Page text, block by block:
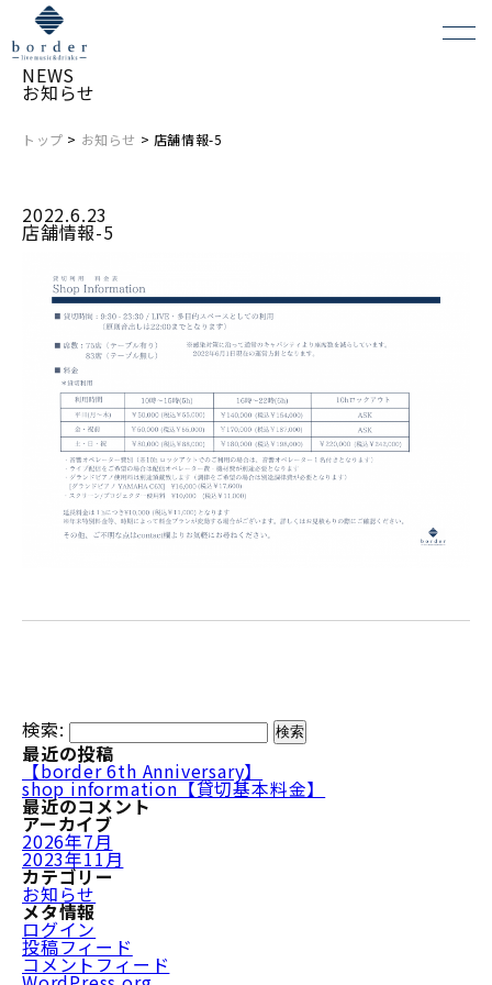
NEWS
お知らせ
トップ > お知らせ > 店舗情報-5
2022.6.23
店舗情報-5
検索:
最近の投稿
【border 6th Anniversary】
shop information【貸切基本料金】
最近のコメント
アーカイブ
2026年7月
2023年11月
カテゴリー
お知らせ
メタ情報
ログイン
投稿フィード
コメントフィード